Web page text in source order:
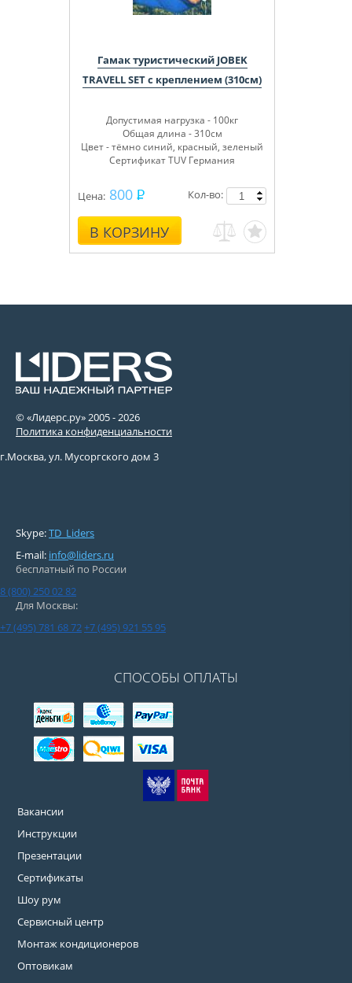
Гамак туристический JOBEK
TRAVELL SET с креплением (310см)
Допустимая нагрузка - 100кг
Общая длина - 310см
Цвет - тёмно синий, красный, зеленый
Сертификат TUV Германия
Цена: 800
В КОРЗИНУ
Кол-во:
© «Лидерс.ру» 2005 -2026
Политика конфиденциальности
г.Москва, ул. Мусоргского дом 3
Skype:TD_Liders
E-mail: info@liders.ru
бесплатный по России
8 (800) 250 02 82
Для Москвы:
+7 (495) 781 68 72+7 (495) 921 55 95
СПОСОБЫ ОПЛАТЫ
Вакансии
Инструкции
Презентации
Сертификаты
Шоу рум
Сервисный центр
Монтаж кондиционеров
Оптовикам